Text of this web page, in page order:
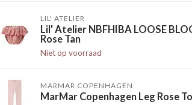
LIL' ATELIER
Lil' Atelier NBFHIBA LOOSE
Rose Tan
Niet op voorraad
MARMAR COPENHAGEN
MarMar Copenhagen Leg Rose